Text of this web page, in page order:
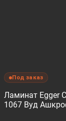
Под заказ
Ламинат Egger
1067 Вуд